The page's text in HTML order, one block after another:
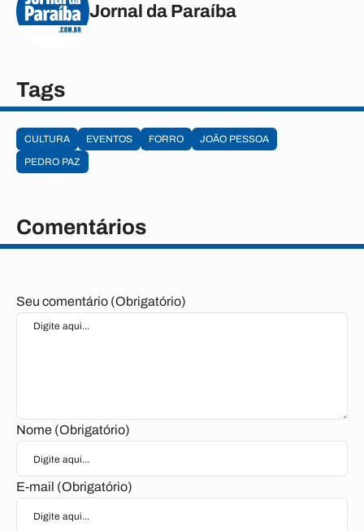
Jornal da Paraíba
Tags
CULTURA EVENTOS FORRO
JOÃO PESSOA
PEDRO PAZ
Comentários
Seu comentário (Obrigatório)
Nome (Obrigatório)
E-mail (Obrigatório)